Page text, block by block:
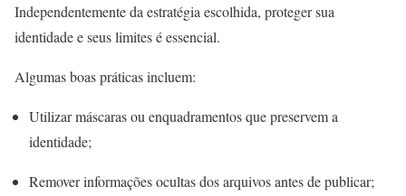
Independentemente da estratégia escolhida, proteger sua
identidade e seus limites é essencial.
Algumas boas práticas incluem:
Utilizar máscaras ou enquadramentos que preservem a
identidade;
Remover informações ocultas dos arquivos antes de publicar;